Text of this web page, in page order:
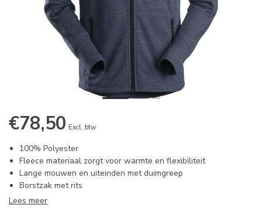
€78,50 Excl. btw
100% Polyester
Fleece materiaal zorgt voor warmte en flexibiliteit
Lange mouwen en uiteinden met duimgreep
Borstzak met rits
Lees meer